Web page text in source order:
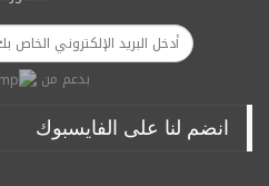
بدعم من
انضم لنا على الفايسبوك